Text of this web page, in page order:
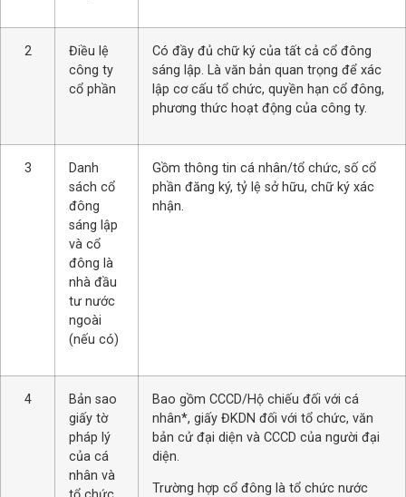
2
Điều lệ
công ty
cổ phần
Có đầy đủ chữ ký của tất cả cổ đông
sáng lập. Là văn bản quan trọng để xác
lập cơ cấu tổ chức, quyền hạn cổ đông,
phương thức hoạt động của công ty.
3
Danh
sách cổ
đông
sáng lập
và cổ
đông là
nhà đầu
tư nước
ngoài
(nếu có)
Gồm thông tin cá nhân/tổ chức, số cổ
phần đăng ký, tỷ lệ sở hữu, chữ ký xác
nhận.
4
Bản sao
giấy tờ
pháp lý
của cá
nhân và
Bao gồm CCCD/Hộ chiếu đối với cá
nhân*, giấy ĐKDN đối với tổ chức, văn
bản cử đại diện và CCCD của người đại
diện.
Trường hợp cổ đông là tổ chức nước